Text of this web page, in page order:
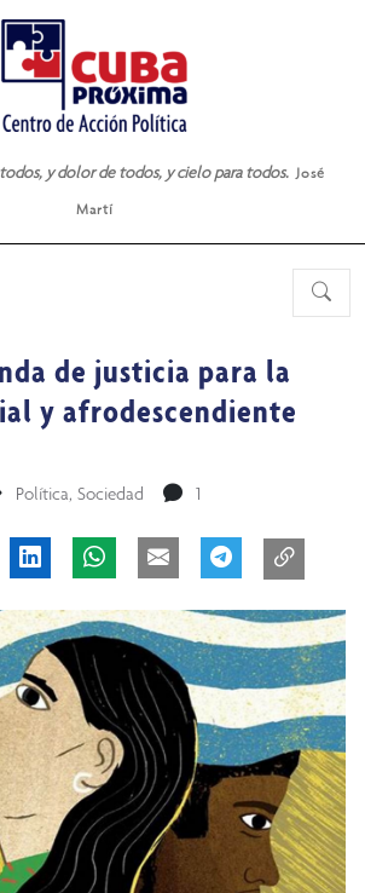
todos, y dolor de todos, y cielo para todos. José
Martí
de justicia para la
y afrodescendiente
Política, Sociedad 1